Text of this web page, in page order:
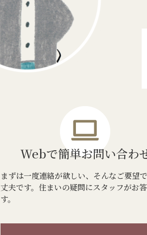
Webで簡単お問い合わ
まずは一度連絡が欲しい、そんなご要望
丈夫です。住まいの疑問にスタッフがお
す。